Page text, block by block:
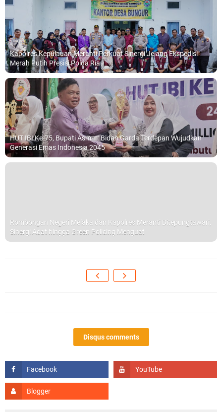
Kapolres Kepulauan Meranti Perkuat Sinergi Jelang Ekspedisi
Merah Putih Presisi Polda Riau
HUT IBI Ke-75, Bupati Asmar: Bidan Garda Terdepan Wujudkan
Generasi Emas Indonesia 2045
Rombongan Negeri Melaka dan Kapolres Meranti Ditepungtawari,
Sinergi Adat hingga Green Policing Menguat
Disqus comments